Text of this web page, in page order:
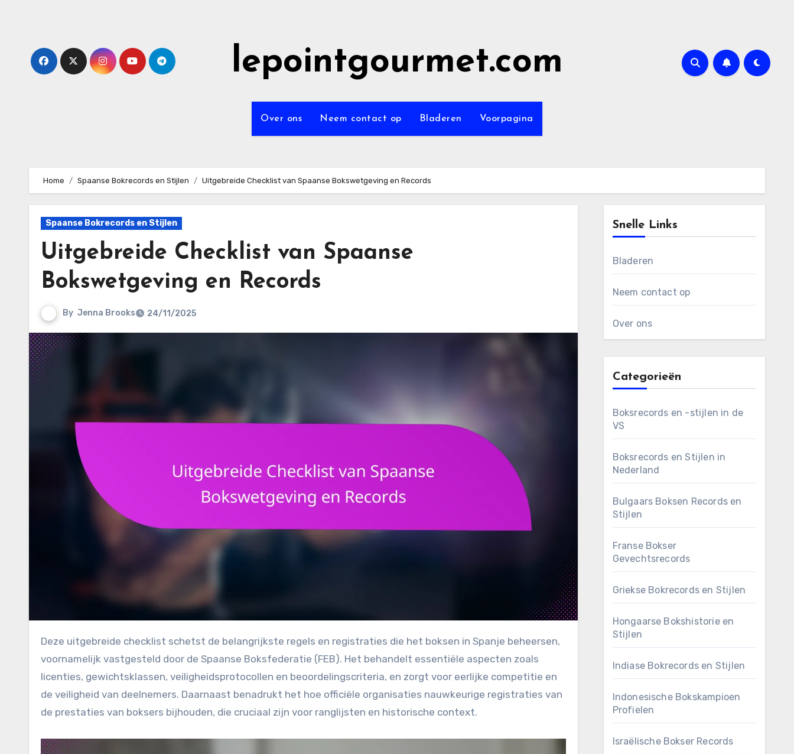
lepointgourmet.com
Over ons Neem contact op Bladeren Voorpagina
Home Spaanse Bokrecords en Stijlen Uitgebreide Checklist van Spaanse Bokswetgeving en Records
Spaanse Bokrecords en Stijlen
Uitgebreide Checklist van Spaanse
Bokswetgeving en Records
By Jenna Brooks 24/11/2025
Deze uitgebreide checklist schetst de belangrijkste regels en registraties die het boksen in Spanje beheersen,
voornamelijk vastgesteld door de Spaanse Boksfederatie (FEB). Het behandelt essentiële aspecten zoals
licenties, gewichtsklassen, veiligheidsprotocollen en beoordelingscriteria, en zorgt voor eerlijke competitie en
de veiligheid van deelnemers. Daarnaast benadrukt het hoe officiële organisaties nauwkeurige registraties van
de prestaties van boksers bijhouden, die cruciaal zijn voor ranglijsten en historische context.
Snelle Links
Bladeren
Neem contact op
Over ons
Categorieën
Boksrecords en -stijlen in de
VS
Boksrecords en Stijlen in
Nederland
Bulgaars Boksen Records en
Stijlen
Franse Bokser
Gevechtsrecords
Griekse Bokrecords en Stijlen
Hongaarse Bokshistorie en
Stijlen
Indiase Bokrecords en Stijlen
Indonesische Bokskampioen
Profielen
Israëlische Bokser Records